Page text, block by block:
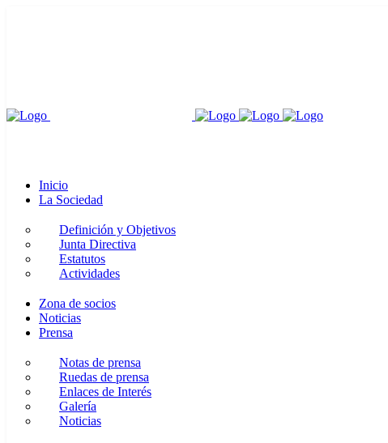
Inicio
La Sociedad
Definición y Objetivos
Junta Directiva
Estatutos
Actividades
Zona de socios
Noticias
Prensa
Notas de prensa
Ruedas de prensa
Enlaces de Interés
Galería
Noticias